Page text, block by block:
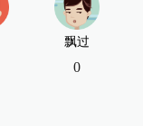
飘过
0